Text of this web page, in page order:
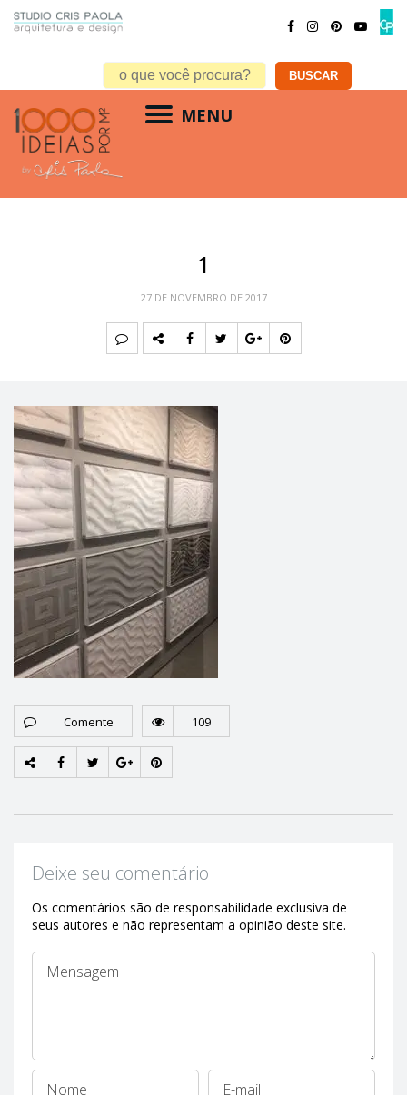
MENU
1
27 DE NOVEMBRO DE 2017
Comente 109
Deixe seu comentário
Os comentários são de responsabilidade exclusiva de
seus autores e não representam a opinião deste site.